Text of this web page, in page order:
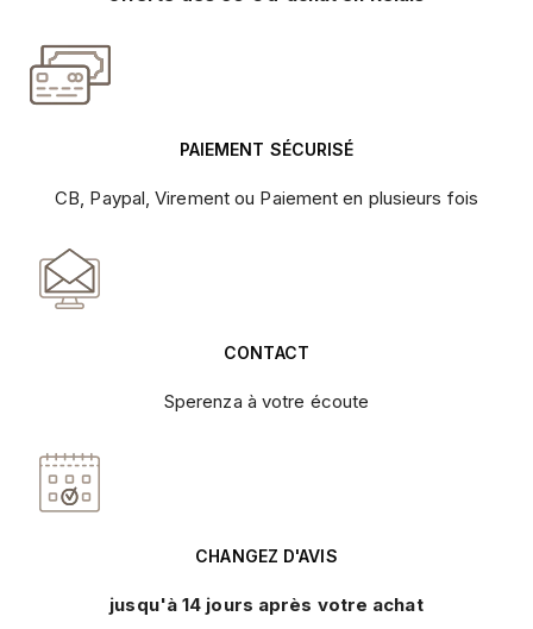
PAIEMENT SÉCURISÉ
CB, Paypal, Virement ou Paiement en plusieurs fois
CONTACT
Sperenza à votre écoute
CHANGEZ D'AVIS
jusqu'à 14 jours après votre achat